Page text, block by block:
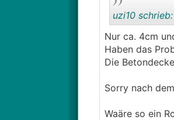
uzi10 schrieb:
Nur ca. 4cm
Haben das
Die
Sorry nach
Waäre so ein